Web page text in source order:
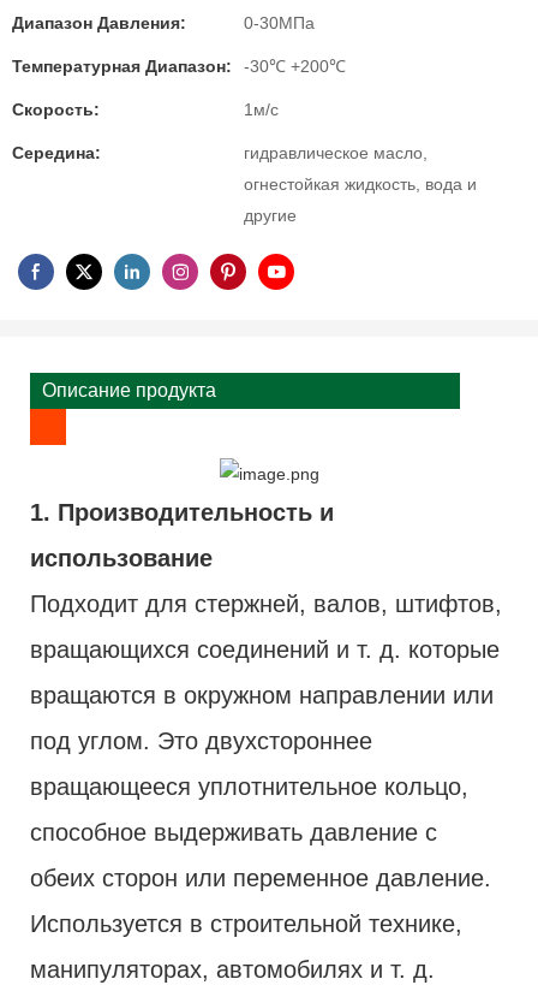
Диапазон Давления: 0-30МПа
Температурная Диапазон: -30℃ +200℃
Скорость: 1м/с
Середина:
гидравлическое масло,
огнестойкая жидкость, вода и
другие
Описание продукта
1. Производительность и
использование
Подходит для стержней, валов, штифтов,
вращающихся соединений и т. д. которые
вращаются в окружном направлении или
под углом. Это двухстороннее
вращающееся уплотнительное кольцо,
способное выдерживать давление с
обеих сторон или переменное давление.
Используется в строительной технике,
манипуляторах, автомобилях и т. д.